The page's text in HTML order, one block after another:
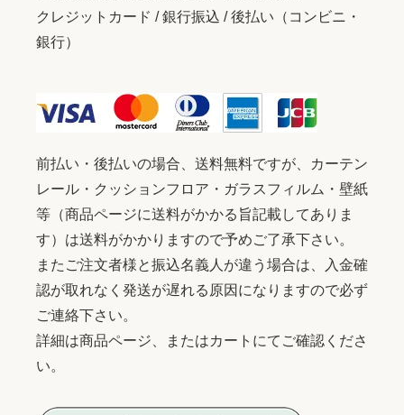
クレジットカード / 銀行振込 / 後払い（コンビニ・
銀行）
前払い・後払いの場合、送料無料ですが、カーテン
レール・クッションフロア・ガラスフィルム・壁紙
等（商品ページに送料がかかる旨記載してありま
す）は送料がかかりますので予めご了承下さい。
またご注文者様と振込名義人が違う場合は、入金確
認が取れなく発送が遅れる原因になりますので必ず
ご連絡下さい。
詳細は商品ページ、またはカートにてご確認くださ
い。